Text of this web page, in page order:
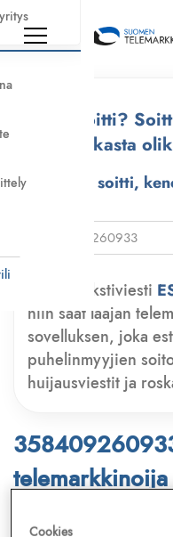
Kuka soitti?
tarkasta
Kuka soitti,
Lähetä tekstiviesti
niin saat laajan
sovelluksen, joka
puhelinmyyjien
huijausviestit ja
Cookies